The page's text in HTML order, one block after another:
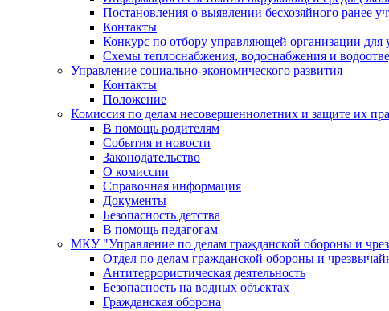
Постановления о выявлении бесхозяйного ранее
Контакты
Конкурс по отбору управляющей организации
Схемы теплоснабжения, водоснабжения и
Управление социально-экономического развития
Контакты
Положение
Комиссия по делам несовершеннолетних и защите их
В помощь родителям
События и новости
Законодательство
О комиссии
Справочная информация
Документы
Безопасность детства
В помощь педагогам
МКУ "Управление по делам гражданской обороны и
Отдел по делам гражданской обороны и
Антитеррористическая деятельность
Безопасность на водных объектах
Гражданская оборона